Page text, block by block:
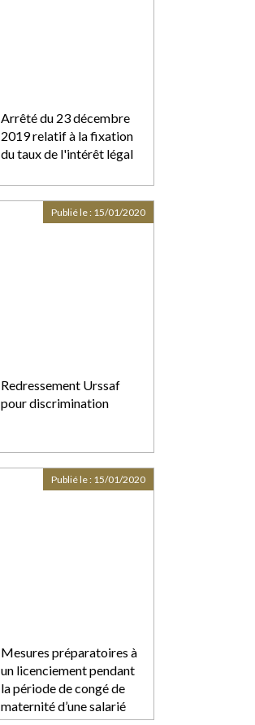
Arrêté du 23 décembre
2019 relatif à la fixation
du taux de l'intérêt légal
Redressement Urssaf
pour discrimination
Publié le : 15/01/2020
Mesures préparatoires à
un licenciement pendant
la période de congé de
maternité d’une salarié
Publié le : 15/01/2020